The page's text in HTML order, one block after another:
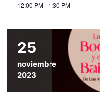
12:00 PM - 1:30 PM
25
noviembre
2023